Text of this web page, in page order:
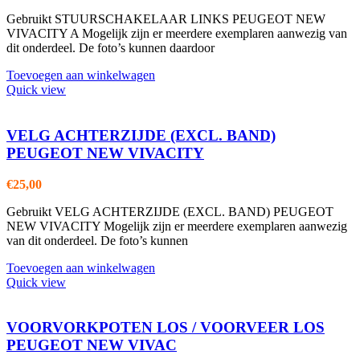
Gebruikt STUURSCHAKELAAR LINKS PEUGEOT NEW
VIVACITY A Mogelijk zijn er meerdere exemplaren aanwezig van
dit onderdeel. De foto’s kunnen daardoor
Toevoegen aan winkelwagen
Quick view
VELG ACHTERZIJDE (EXCL. BAND)
PEUGEOT NEW VIVACITY
€25,00
Gebruikt VELG ACHTERZIJDE (EXCL. BAND) PEUGEOT
NEW VIVACITY Mogelijk zijn er meerdere exemplaren aanwezig
van dit onderdeel. De foto’s kunnen
Toevoegen aan winkelwagen
Quick view
VOORVORKPOTEN LOS / VOORVEER LOS
PEUGEOT NEW VIVAC